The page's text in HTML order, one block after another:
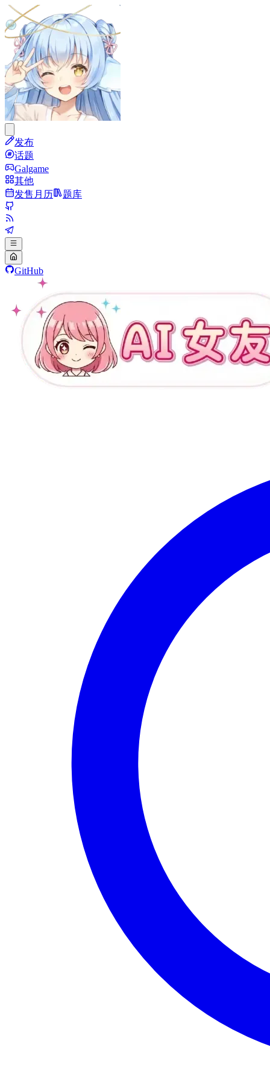
发布
话题
Galgame
其他
发售月历
题库
GitHub